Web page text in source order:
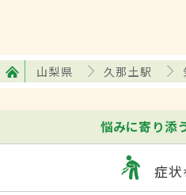
山梨県 久那土駅
悩みに寄り添
症状